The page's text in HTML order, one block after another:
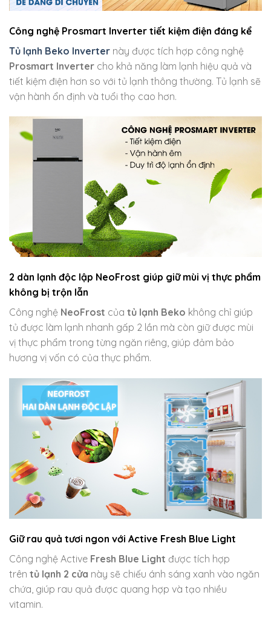
Công nghệ Prosmart Inverter tiết kiệm điện đáng kể
Tủ lạnh Beko Inverter này được tích hợp công nghệ
Prosmart Inverter cho khả năng làm lạnh hiệu quả và
tiết kiệm điện hơn so với tủ lạnh thông thường. Tủ lạnh sẽ
vận hành ổn định và tuổi thọ cao hơn.
2 dàn lạnh độc lập NeoFrost giúp giữ mùi vị thực phẩm
không bị trộn lẫn
Công nghệ NeoFrost của tủ lạnh Beko không chỉ giúp
tủ được làm lạnh nhanh gấp 2 lần mà còn giữ được mùi
vị thực phẩm trong từng ngăn riêng, giúp đảm bảo
hương vị vốn có của thực phẩm.
Giữ rau quả tươi ngon với Active Fresh Blue Light
Công nghệ Active Fresh Blue Light được tích hợp
trên tủ lạnh 2 cửa này sẽ chiếu ánh sáng xanh vào ngăn
chứa, giúp rau quả được quang hợp và tạo nhiều
vitamin.